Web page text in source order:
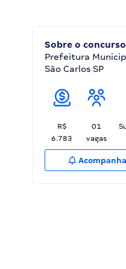
Sobre o concurso
Prefeitura
São Carlos SP
R$
6.783
01
vagas